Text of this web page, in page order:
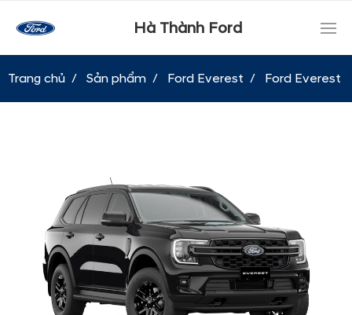
Hà Thành Ford
Trang chủ Sản phẩm Ford Everest Ford Everest